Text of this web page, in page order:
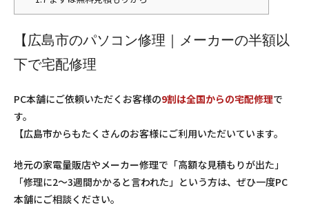
【広島市のパソコン修理｜メーカーの半額以
下で宅配修理
PC本舗にご依頼いただくお客様の9割は全国からの宅配修理で
す。
【広島市からもたくさんのお客様にご利用いただいています。
地元の家電量販店やメーカー修理で「高額な見積もりが出た」
「修理に2〜3週間かかると言われた」という方は、ぜひ一度PC
本舗にご相談ください。